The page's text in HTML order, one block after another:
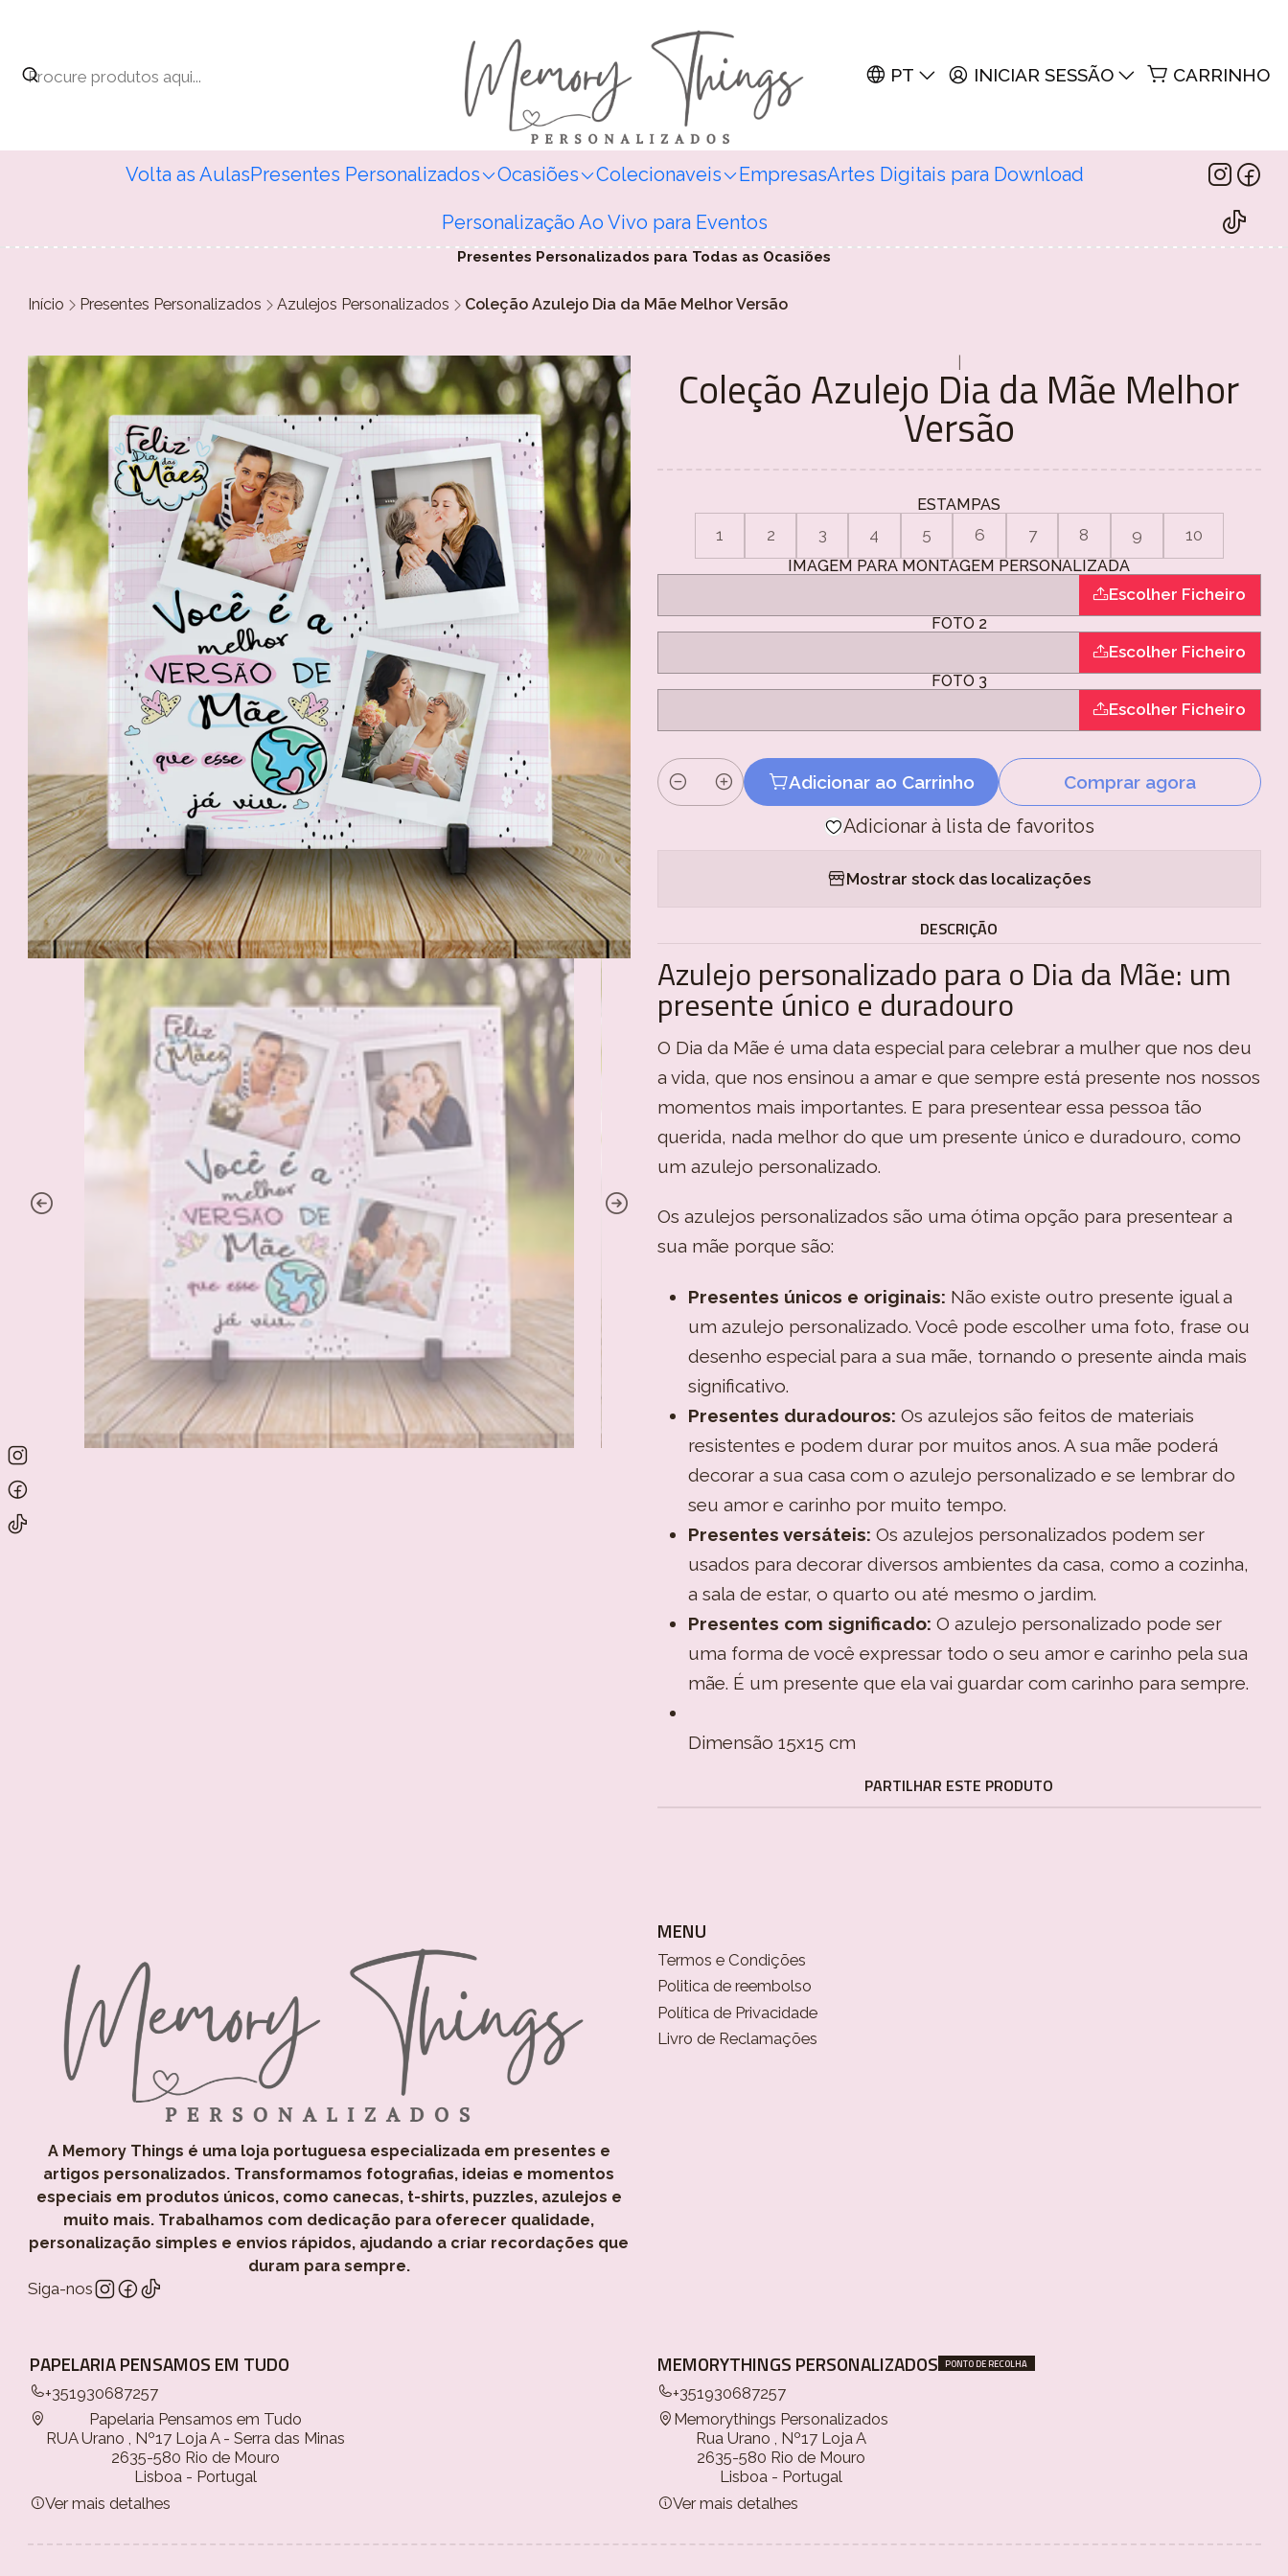
PT INICIAR SESSÃO CARRINHO
Volta as AulasPresentes Personalizados Ocasiões Colecionaveis EmpresasArtes Digitais para Download
Personalização Ao Vivo para Eventos
Presentes Personalizados para Todas as Ocasiões
Início Presentes Personalizados Azulejos Personalizados Coleção Azulejo Dia da Mãe Melhor Versão
Coleção Azulejo Dia da Mãe Melhor
Versão
ESTAMPAS
1 2 3 4 5 6 7 8 9 10
IMAGEM PARA MONTAGEM PERSONALIZADA
Escolher Ficheiro
FOTO 2
Escolher Ficheiro
FOTO 3
Escolher Ficheiro
Quantidade
Adicionar ao Carrinho Comprar agora
Adicionar à lista de favoritos
Mostrar stock das localizações
DESCRIÇÃO
Azulejo personalizado para o Dia da Mãe: um
presente único e duradouro
O Dia da Mãe é uma data especial para celebrar a mulher que nos deu
a vida, que nos ensinou a amar e que sempre está presente nos nossos
momentos mais importantes. E para presentear essa pessoa tão
querida, nada melhor do que um presente único e duradouro, como
um azulejo personalizado.
Os azulejos personalizados são uma ótima opção para presentear a
sua mãe porque são:
Presentes únicos e originais: Não existe outro presente igual a
um azulejo personalizado. Você pode escolher uma foto, frase ou
desenho especial para a sua mãe, tornando o presente ainda mais
significativo.
Presentes duradouros: Os azulejos são feitos de materiais
resistentes e podem durar por muitos anos. A sua mãe poderá
decorar a sua casa com o azulejo personalizado e se lembrar do
seu amor e carinho por muito tempo.
Presentes versáteis: Os azulejos personalizados podem ser
usados para decorar diversos ambientes da casa, como a cozinha,
a sala de estar, o quarto ou até mesmo o jardim.
Presentes com significado: O azulejo personalizado pode ser
uma forma de você expressar todo o seu amor e carinho pela sua
mãe. É um presente que ela vai guardar com carinho para sempre.
Dimensão 15x15 cm
PARTILHAR ESTE PRODUTO
A Memory Things é uma loja portuguesa especializada em presentes e
artigos personalizados. Transformamos fotografias, ideias e momentos
especiais em produtos únicos, como canecas, t-shirts, puzzles, azulejos e
muito mais. Trabalhamos com dedicação para oferecer qualidade,
personalização simples e envios rápidos, ajudando a criar recordações que
duram para sempre.
Siga-nos
MENU
Termos e Condições
Politica de reembolso
Política de Privacidade
Livro de Reclamações
PAPELARIA PENSAMOS EM TUDO
+351930687257
Papelaria Pensamos em Tudo
RUA Urano , Nº17 Loja A - Serra das Minas
2635-580 Rio de Mouro
Lisboa - Portugal
Ver mais detalhes
MEMORYTHINGS PERSONALIZADOS PONTO DE RECOLHA
+351930687257
Memorythings Personalizados
Rua Urano , Nº17 Loja A
2635-580 Rio de Mouro
Lisboa - Portugal
Ver mais detalhes